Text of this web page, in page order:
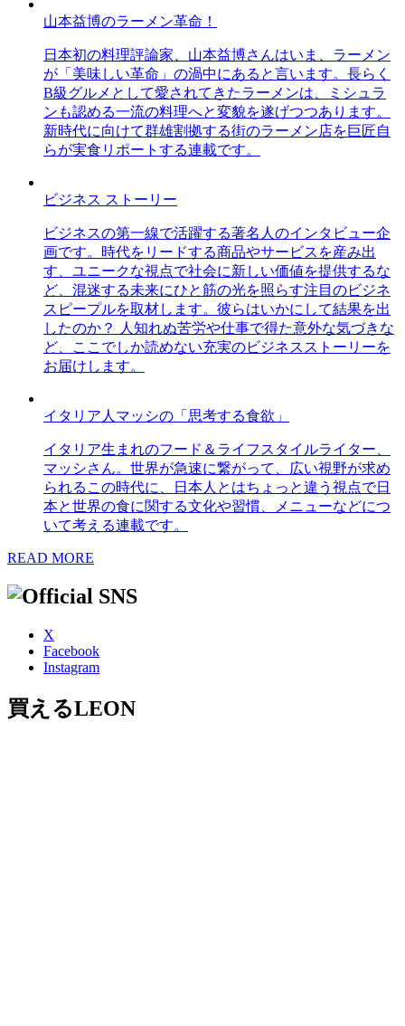
山本益博のラーメン革命！
日本初の料理評論家、山本益博さんはいま、ラーメン
が「美味しい革命」の渦中にあると言います。長らく
B級グルメとして愛されてきたラーメンは、ミシュラ
ンも認める一流の料理へと変貌を遂げつつあります。
新時代に向けて群雄割拠する街のラーメン店を巨匠自
らが実食リポートする連載です。
ビジネス ストーリー
ビジネスの第一線で活躍する著名人のインタビュー企
画です。時代をリードする商品やサービスを産み出
す、ユニークな視点で社会に新しい価値を提供するな
ど、混迷する未来にひと筋の光を照らす注目のビジネ
スピープルを取材します。彼らはいかにして結果を出
したのか？ 人知れぬ苦労や仕事で得た意外な気づきな
ど、ここでしか読めない充実のビジネスストーリーを
お届けします。
イタリア人マッシの「思考する食欲」
イタリア生まれのフード＆ライフスタイルライター、
マッシさん。世界が急速に繋がって、広い視野が求め
られるこの時代に、日本人とはちょっと違う視点で日
本と世界の食に関する文化や習慣、メニューなどにつ
いて考える連載です。
READ MORE
X
Facebook
Instagram
買えるLEON